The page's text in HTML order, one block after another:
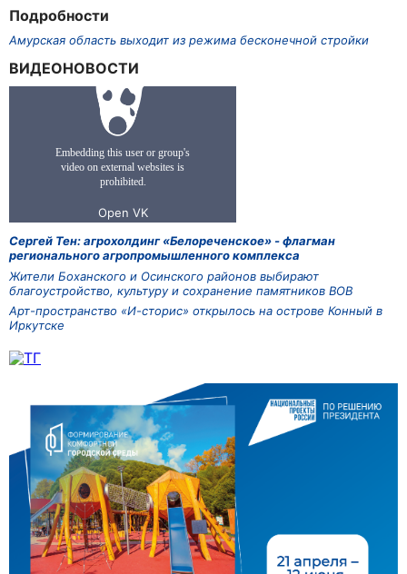
Подробности
Амурская область выходит из режима бесконечной стройки
ВИДЕОНОВОСТИ
Сергей Тен: агрохолдинг «Белореченское» - флагман
регионального агропромышленного комплекса
Жители Боханского и Осинского районов выбирают
благоустройство, культуру и сохранение памятников ВОВ
Арт-пространство «И-сторис» открылось на острове Конный в
Иркутске